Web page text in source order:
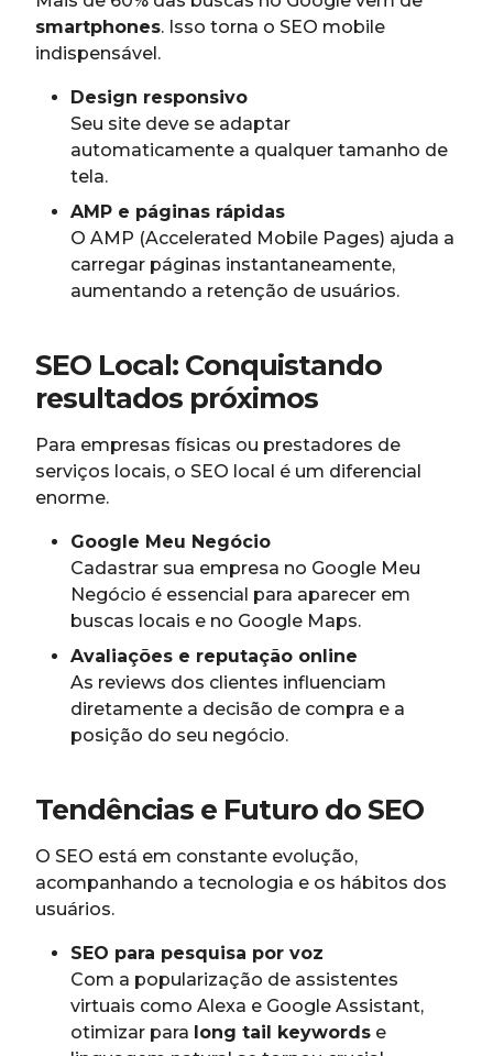
smartphones. Isso torna o SEO mobile
indispensável.
Design responsivo
Seu site deve se adaptar
automaticamente a qualquer tamanho de
tela.
AMP e páginas rápidas
O AMP (Accelerated Mobile Pages) ajuda a
carregar páginas instantaneamente,
aumentando a retenção de usuários.
SEO Local: Conquistando
resultados próximos
Para empresas físicas ou prestadores de
serviços locais, o SEO local é um diferencial
enorme.
Google Meu Negócio
Cadastrar sua empresa no Google Meu
Negócio é essencial para aparecer em
buscas locais e no Google Maps.
Avaliações e reputação online
As reviews dos clientes influenciam
diretamente a decisão de compra e a
posição do seu negócio.
Tendências e Futuro do SEO
O SEO está em constante evolução,
acompanhando a tecnologia e os hábitos dos
usuários.
SEO para pesquisa por voz
Com a popularização de assistentes
virtuais como Alexa e Google Assistant,
otimizar para long tail keywords e